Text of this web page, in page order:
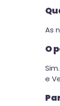
As
O
e